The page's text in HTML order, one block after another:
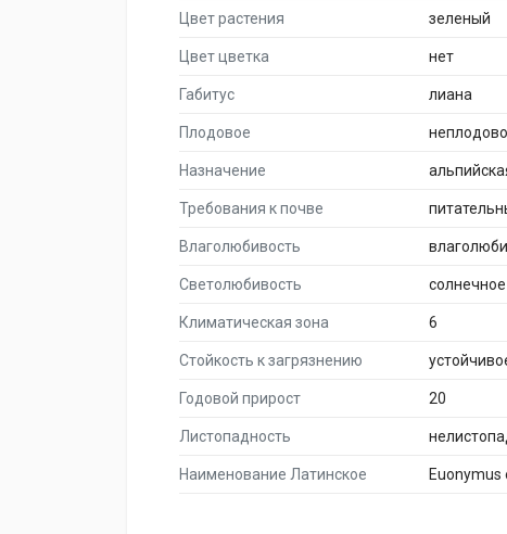
Цвет растения зеленый
Цвет цветка нет
Габитус лиана
Плодовое
Назначение
Требования к почве
Влаголюбивость
Светолюбивость
Климатическая зона 6
Стойкость к загрязнению
Годовой прирост 20
Листопадность
Наименование Латинское Euonymus